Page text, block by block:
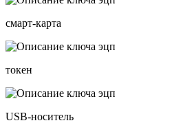
смарт-карта
токен
USB-носитель